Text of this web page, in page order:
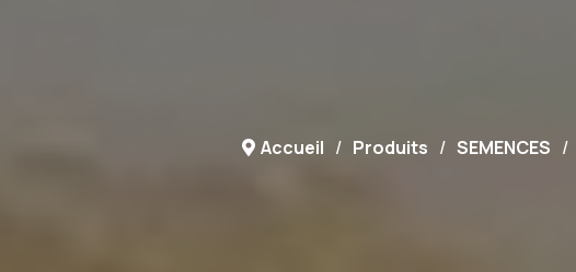
Accueil Produits SEMENCES